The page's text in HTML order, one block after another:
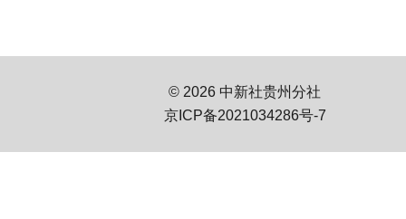
© 2026 中新社贵州分社
京ICP备2021034286号-7